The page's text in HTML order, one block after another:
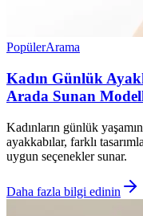
PopülerArama
Kadın Günlük
Arada Sunan
Kadınların günlük
ayakkabılar, farklı
uygun seçenekler sunar.
Daha fazla bilgi edinin